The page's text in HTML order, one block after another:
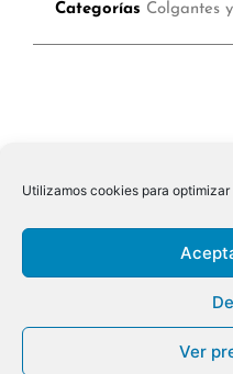
Utilizamos cookies para
Ver
Categorías Colgantes
© 2026 ALL